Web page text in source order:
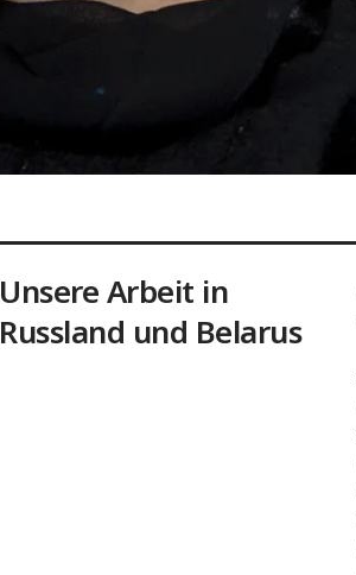
Unsere Arbeit in
Russland und Belarus